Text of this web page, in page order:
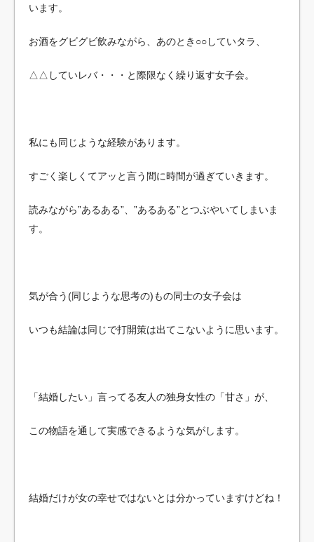
います。
お酒をグビグビ飲みながら、あのとき○○していタラ、
△△していレバ・・・と際限なく繰り返す女子会。
私にも同じような経験があります。
すごく楽しくてアッと言う間に時間が過ぎていきます。
読みながら”あるある”、”あるある”とつぶやいてしまいま
す。
気が合う(同じような思考の)もの同士の女子会は
いつも結論は同じで打開策は出てこないように思います。
「結婚したい」言ってる友人の独身女性の「甘さ」が、
この物語を通して実感できるような気がします。
結婚だけが女の幸せではないとは分かっていますけどね！